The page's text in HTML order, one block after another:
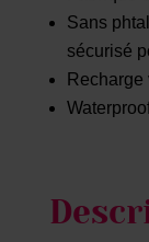
Sans
sécurisé